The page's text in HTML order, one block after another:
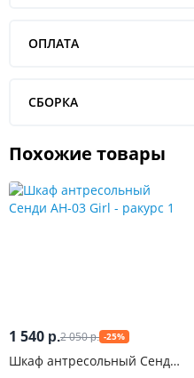
ОПЛАТА
СБОРКА
Похожие товары
1 540 р.2 050р. -25%
Шкаф антресольный Сенди